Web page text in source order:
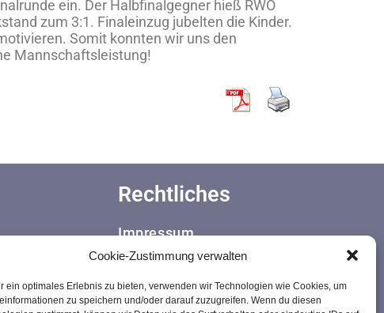
Cookie-Zustimmung verwalten
ein optimales Erlebnis zu bieten, verwenden wir Technologien wie Cookies, um
zu speichern und/oder darauf zuzugreifen. Wenn du diesen
ein. Der Halbfinalgegner hieß RWO
zum 3:1. Finaleinzug jubelten die Kinder.
Somit konnten wir uns den
Mannschaftsleistung!
Rechtliches
Impressum
Datenschutzerklärung
Cookie-Richtlinie (EU)
Videoüberwachung-Aufzeichnung